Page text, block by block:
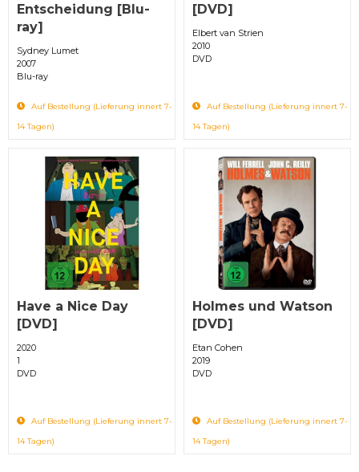
Entscheidung [Blu-
ray]
Sydney Lumet
2007
Blu-ray
Auf Bestellung (Lieferung innert 7-
14 Tagen)
[DVD]
Elbert van Strien
2010
DVD
Auf Bestellung (Lieferung innert 7-
14 Tagen)
Have a Nice Day
[DVD]
2020
1
DVD
Auf Bestellung (Lieferung innert 7-
14 Tagen)
Holmes und Watson
[DVD]
Etan Cohen
2019
DVD
Auf Bestellung (Lieferung innert 7-
14 Tagen)